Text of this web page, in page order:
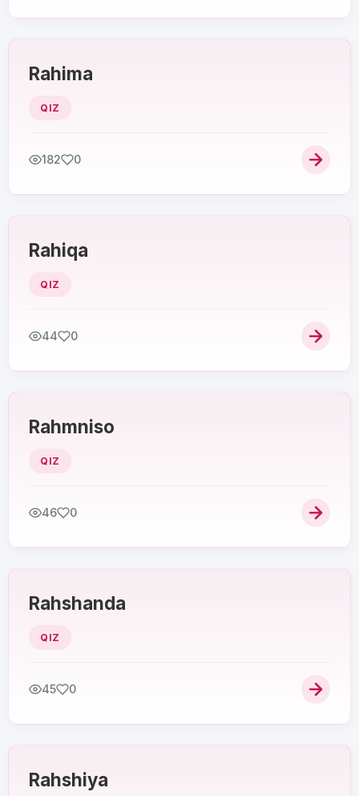
Rahima
QIZ
182 0
Rahiqa
QIZ
44 0
Rahmniso
QIZ
46 0
Rahshanda
QIZ
45 0
Rahshiya